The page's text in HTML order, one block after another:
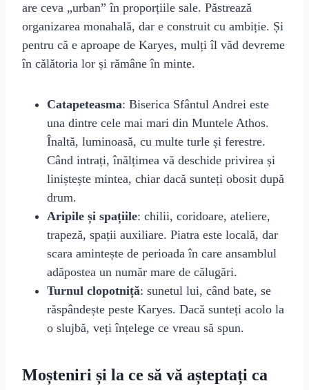
are ceva „urban” în proporțiile sale. Păstrează
organizarea monahală, dar e construit cu ambiție. Și
pentru că e aproape de Karyes, mulți îl văd devreme
în călătoria lor și rămâne în minte.
Catapeteasma: Biserica Sfântul Andrei este
una dintre cele mai mari din Muntele Athos.
Înaltă, luminoasă, cu multe turle și ferestre.
Când intrați, înălțimea vă deschide privirea și
liniștește mintea, chiar dacă sunteți obosit după
drum.
Aripile și spațiile: chilii, coridoare, ateliere,
trapeză, spații auxiliare. Piatra este locală, dar
scara amintește de perioada în care ansamblul
adăpostea un număr mare de călugări.
Turnul clopotniță: sunetul lui, când bate, se
răspândește peste Karyes. Dacă sunteți acolo la
o slujbă, veți înțelege ce vreau să spun.
Moșteniri și la ce să vă așteptați ca